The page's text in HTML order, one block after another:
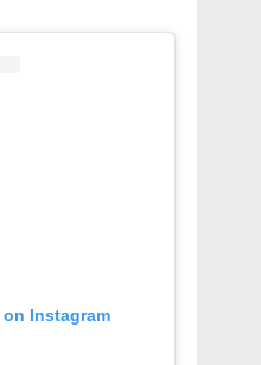
Instagram